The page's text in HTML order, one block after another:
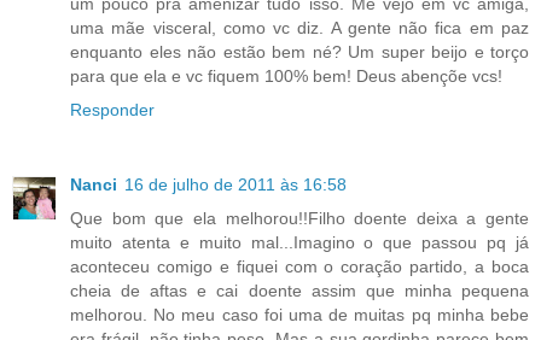
um pouco pra amenizar tudo isso. Me vejo em vc amiga,
uma mãe visceral, como vc diz. A gente não fica em paz
enquanto eles não estão bem né? Um super beijo e torço
para que ela e vc fiquem 100% bem! Deus abençõe vcs!
Responder
Nanci 16 de julho de 2011 às 16:58
Que bom que ela melhorou!!Filho doente deixa a gente
muito atenta e muito mal...Imagino o que passou pq já
aconteceu comigo e fiquei com o coração partido, a boca
cheia de aftas e cai doente assim que minha pequena
melhorou. No meu caso foi uma de muitas pq minha bebe